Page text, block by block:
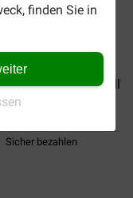
finden Sie in
Diet C/D... Hill's
Sicher bezahlen